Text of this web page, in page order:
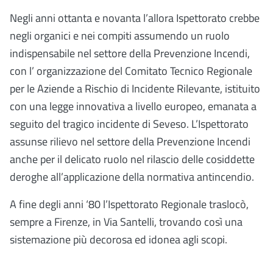
Negli anni ottanta e novanta l’allora Ispettorato crebbe
negli organici e nei compiti assumendo un ruolo
indispensabile nel settore della Prevenzione Incendi,
con l’ organizzazione del Comitato Tecnico Regionale
per le Aziende a Rischio di Incidente Rilevante, istituito
con una legge innovativa a livello europeo, emanata a
seguito del tragico incidente di Seveso. L’Ispettorato
assunse rilievo nel settore della Prevenzione Incendi
anche per il delicato ruolo nel rilascio delle cosiddette
deroghe all’applicazione della normativa antincendio.
A fine degli anni ‘80 l’Ispettorato Regionale traslocò,
sempre a Firenze, in Via Santelli, trovando così una
sistemazione più decorosa ed idonea agli scopi.